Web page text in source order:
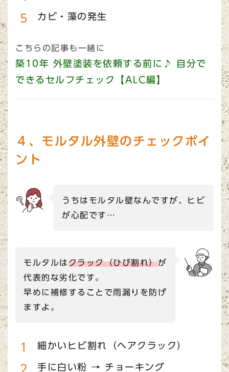
カビ・藻の発生
こちらの記事も一緒に
築10年 外壁塗装を依頼する前に♪ 自分で
できるセルフチェック【ALC編】
４、モルタル外壁のチェックポイ
ント
うちはモルタル壁なんですが、ヒビ
が心配です…
モルタルはクラック（ひび割れ）が
代表的な劣化です。
早めに補修することで雨漏りを防げ
ますよ。
細かいヒビ割れ（ヘアクラック）
手に白い粉 → チョーキング